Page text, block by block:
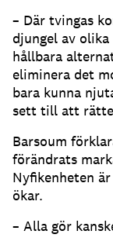
– Där tvingas
djungel av
hållbara
eliminera det
bara kunna
sett till att
Barsoum
förändrats
Nyfikenheten
ökar.
– Alla gör